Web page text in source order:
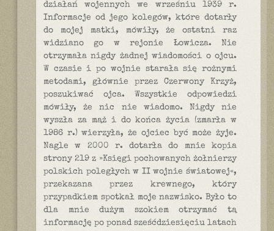
działań wojennych we wrześniu 1939 r.
Informacje od jego kolegów, które dotarły
do mojej matki, mówiły, że ostatni raz
widziano go w rejonie Łowicza. Nie
otrzymała nigdy żadnej wiadomości o ojcu.
W czasie i po wojnie starała się rożnymi
metodami, głównie przez Czerwony Krzyż,
poszukiwać ojca. Wszystkie odpowiedzi
mówiły, że nic nie wiadomo. Nigdy nie
wyszła za mąż i do końca życia (zmarła w
1986 r.) wierzyła, że ojciec być może żyje.
Nagle w 2000 r. dotarła do mnie kopia
strony 219 z »Księgi pochowanych żołnierzy
polskich poległych w II wojnie światowej«,
przekazana przez krewnego, który
przypadkiem spotkał moje nazwisko. Było to
dla mnie dużym szokiem otrzymać tą
informację po ponad sześćdziesięciu latach